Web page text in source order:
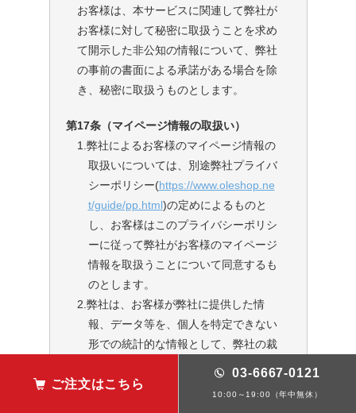
お客様は、本サービスに関連して弊社が
お客様に対して秘密に取扱うことを求め
て開示した非公知の情報について、弊社
の事前の書面による承諾がある場合を除
き、秘密に取扱うものとします。
第17条（マイページ情報の取扱い）
1.弊社によるお客様のマイページ情報の
取扱いについては、別途弊社プライバ
シーポリシー(https://www.oleshop.ne
t/guide/pp.html)の定めによるものと
し、お客様はこのプライバシーポリシ
ーに従って弊社がお客様のマイページ
情報を取扱うことについて同意するも
のとします。
2.弊社は、お客様が弊社に提供した情
報、データ等を、個人を特定できない
形での統計的な情報として、弊社の裁
ものとし、お客様はこれに異議を唱え
ご注文はこちら
03-6667-0121
10:00～19:00（年中無休）